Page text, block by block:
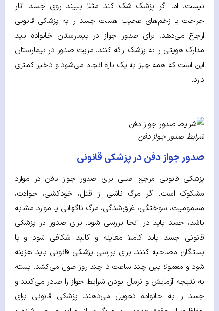
نیست. اما اگر پزشک شک کند مثلا ببیند روی جسد آثار
جراحت یا زخم‌های عجیب هست جسد را به پزشکی قانونی
ارجاع می‌دهد. برای صدور جواز در بیمارستان خانواده باید
مدارک هویتی را به پزشک ارائه کنند. مزیت صدور در بیمارستان
این است که همه چیز به یک باره انجام می‌شود و تاخیر کمتری
دارد.
شرایط صدور جواز دفن
صدور جواز دفن در پزشکی قانونی
پزشکی قانونی مرجع اصلی برای صدور جواز دفن در موارد
مشکوک است. اگر مرگ ناشی از قتل، خودکشی، حوادث،
مسمومیت، سوختگی، غرق‌شدگی، مرگ ناگهانی یا موارد مشابه
باشد، جسد باید در آنجا بررسی شود. برای صدور در پزشکی
قانونی جسد باید کاملا معاینه و کالبد شکافی شود و با
بستگان مصاحبه کنند. برای بررسی پزشکی قانونی باید هزینه
شود و معمولا بین چند ساعت تا چند روز طول می‌کشد. بسته
به نتیجه آزمایش و نرمال بودن شرایط جواز را صادر می‌کنند و
جسد را به خانواده تحویل می‌دهند. پزشکی قانونی برای